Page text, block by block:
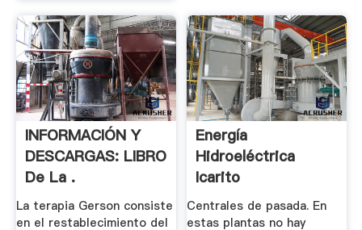
INFORMACIÓN Y
DESCARGAS: LIBRO
De La .
La terapia Gerson consiste
en el restablecimiento del
Energía
Hidroeléctrica
Icarito
Centrales de pasada. En
estas plantas no hay